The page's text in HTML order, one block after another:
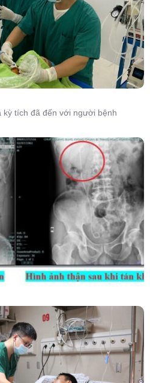
Bệnh
Da Và Tán Sỏi Nội Soi
Cao Loại Bỏ Triệt Để Sỏi
Hô Thận
Van Tim – Bước Tiến
Phẫu Thuật Tim Mạch
Tỉnh Phú Thọ